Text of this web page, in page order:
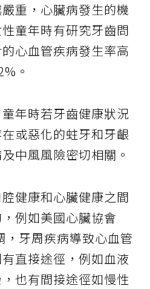
重，心臟病發生的機
童年時有研究牙齒問
心血管疾病發生率高
。
年時若牙齒健康狀況
或惡化的蛀牙和牙齦
中風風險密切相關。
健康和心臟健康之間
例如美國心臟協會
牙周疾病導致心血管
直接途徑，例如血液
也有間接途徑如慢性